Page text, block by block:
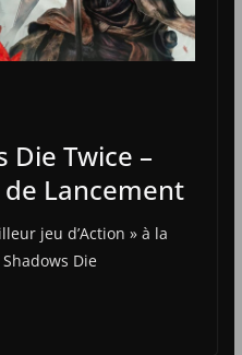
Die Twice –
Lancement
jeu d’Action » à la
Die